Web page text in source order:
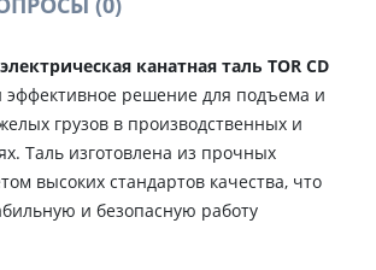
канатная таль TOR CD
эффективное решение для подъема и
грузов в производственных и
Таль изготовлена из прочных
высоких стандартов качества, что
и безопасную работу